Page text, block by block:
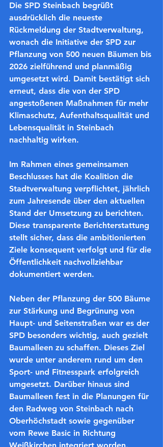
Die SPD Steinbach begrüßt
ausdrücklich die neueste
Rückmeldung der Stadtverwaltung,
wonach die Initiative der SPD zur
Pflanzung von 500 neuen Bäumen bis
2026 zielführend und planmäßig
umgesetzt wird. Damit bestätigt sich
erneut, dass die von der SPD
angestoßenen Maßnahmen für mehr
Klimaschutz, Aufenthaltsqualität und
Lebensqualität in Steinbach
nachhaltig wirken.
Im Rahmen eines gemeinsamen
Beschlusses hat die Koalition die
Stadtverwaltung verpflichtet, jährlich
zum Jahresende über den aktuellen
Stand der Umsetzung zu berichten.
Diese transparente Berichterstattung
stellt sicher, dass die ambitionierten
Ziele konsequent verfolgt und für die
Öffentlichkeit nachvollziehbar
dokumentiert werden.
Neben der Pflanzung der 500 Bäume
zur Stärkung und Begrünung von
Haupt- und Seitenstraßen war es der
SPD besonders wichtig, auch gezielt
Baumalleen zu schaffen. Dieses Ziel
wurde unter anderem rund um den
Sport- und Fitnesspark erfolgreich
umgesetzt. Darüber hinaus sind
Baumalleen fest in die Planungen für
den Radweg von Steinbach nach
Oberhöchstadt sowie gegenüber
vom Rewe Basic in Richtung